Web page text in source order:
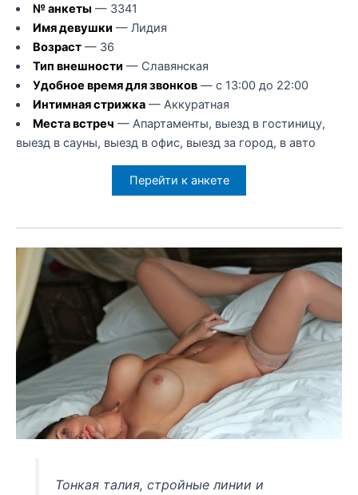
№ анкеты — 3341
Имя девушки — Лидия
Возраст— 36
Тип внешности — Славянская
Удобное время для звонков— с 13:00 до 22:00
Интимная стрижка— Аккуратная
Места встреч — Апартаменты, выезд в гостиницу,
выезд в сауны, выезд в офис, выезд за город, в авто
Перейти к анкете
Тонкая талия, стройные линии и